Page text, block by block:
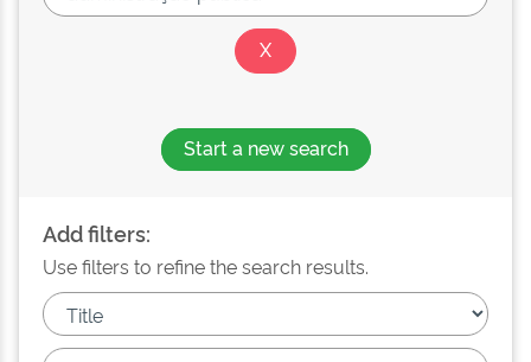
Start a new search
Add filters:
Use filters to refine the search results.